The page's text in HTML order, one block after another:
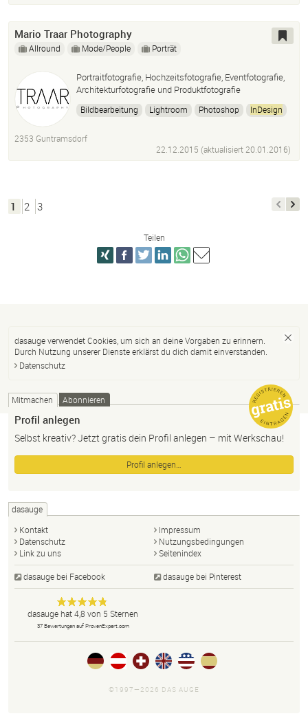
Mario Traar Photography
Allround Mode/People Porträt
Portraitfotografie, Hochzeitsfotografie, Eventfotografie,
Architekturfotografie und Produktfotografie
Bildbearbeitung Lightroom Photoshop InDesign
2353 Guntramsdorf
22.12.2015 (aktualisiert20.01.2016)
1 2 3
Teilen
dasauge verwendet Cookies, um sich an deine Vorgaben zu erinnern.
Durch Nutzung unserer Dienste erklärst du dich damit einverstanden.
Datenschutz
Mitmachen Abonnieren
Profil anlegen
Selbst kreativ? Jetzt gratis dein Profil anlegen – mit Werkschau!
Profil anlegen…
dasauge
Kontakt
Impressum
Datenschutz
Nutzungsbedingungen
Link zu uns
Seitenindex
dasauge bei Facebook dasauge bei Pinterest
dasauge
Designer,
Fotografen,
Agenturen,
Portfolios
und Jobs.
Anonym
dasauge hat4,8 von 5 Sternen
37Bewertungen auf ProvenExpert.com
©1997—2026 DAS AUGE